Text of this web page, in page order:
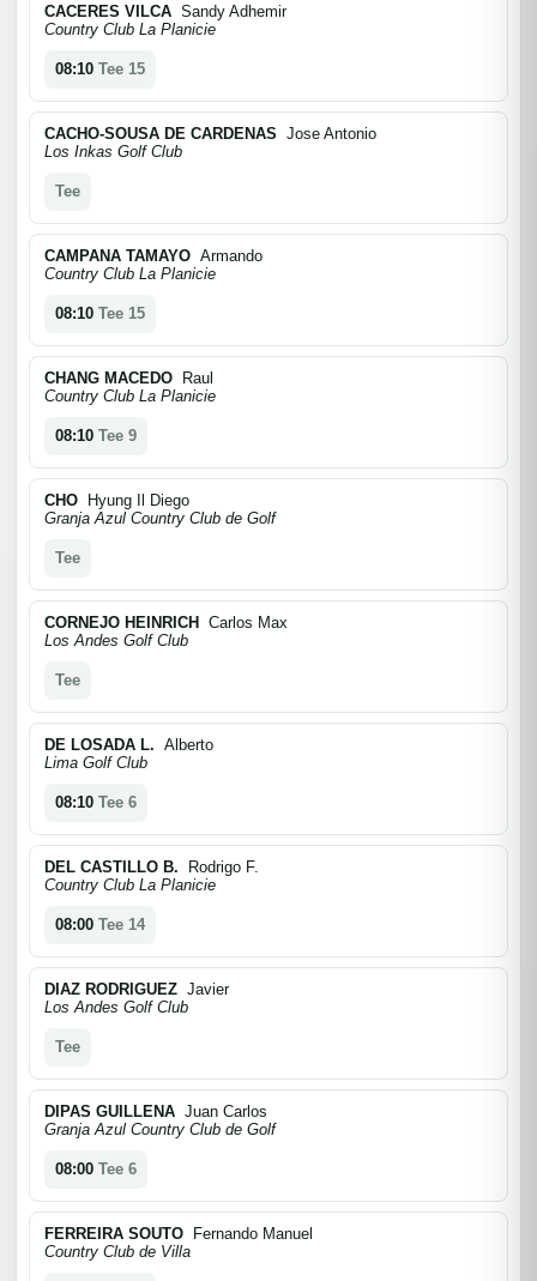
CACERES VILCA Sandy Adhemir
Country Club La Planicie
08:10 Tee 15
CACHO-SOUSA DE CARDENAS Jose Antonio
Los Inkas Golf Club
Tee
CAMPANA TAMAYO Armando
Country Club La Planicie
08:10 Tee 15
CHANG MACEDO Raul
Country Club La Planicie
08:10 Tee 9
CHO Hyung Il Diego
Granja Azul Country Club de Golf
Tee
CORNEJO HEINRICH Carlos Max
Los Andes Golf Club
Tee
DE LOSADA L. Alberto
Lima Golf Club
08:10 Tee 6
DEL CASTILLO B. Rodrigo F.
Country Club La Planicie
08:00 Tee 14
DIAZ RODRIGUEZ Javier
Los Andes Golf Club
Tee
DIPAS GUILLENA Juan Carlos
Granja Azul Country Club de Golf
08:00 Tee 6
FERREIRA SOUTO Fernando Manuel
Country Club de Villa